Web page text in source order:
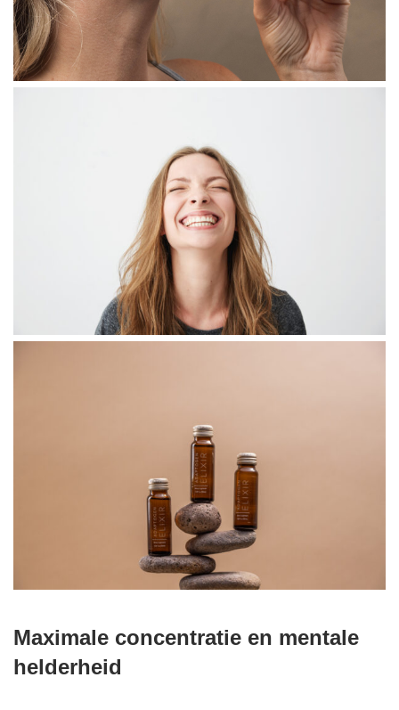
Maximale concentratie en mentale
helderheid